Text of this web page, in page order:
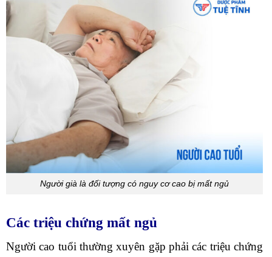
Người già là đối tượng có nguy cơ cao bị mất ngủ
Các triệu chứng mất ngủ
Người cao tuổi thường xuyên gặp phải các triệu chứng